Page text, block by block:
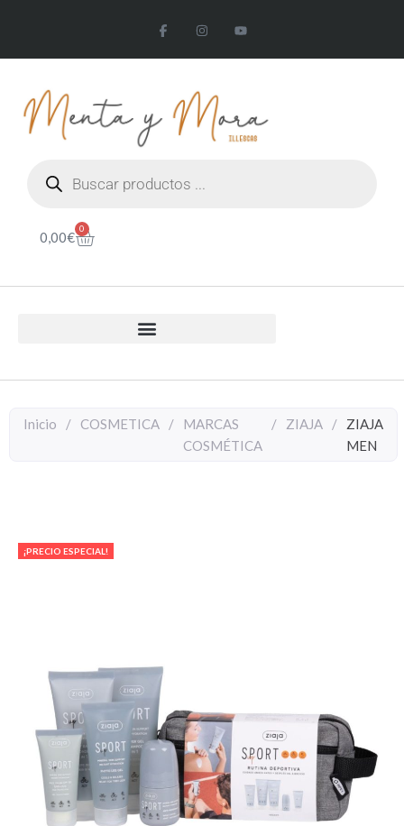
0,00€
0
Inicio / COSMETICA /
MARCAS
COSMÉTICA
/ ZIAJA /
ZIAJA
MEN
¡PRECIO ESPECIAL!